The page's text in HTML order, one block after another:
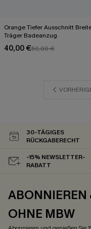
Orange Tiefer Ausschnitt
Träger Badeanzug
40,00 €50,00 €
30-TÄGIGES
RÜCKGABERECHT
-15% NEWSLETTER-
RABATT
ABONNIEREN
OHNE MBW